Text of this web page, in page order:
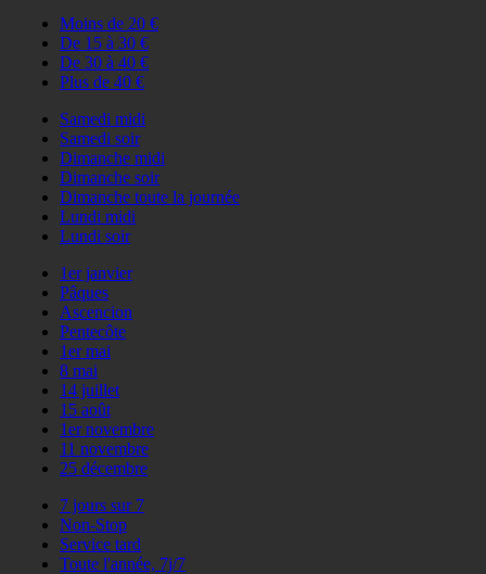
Moins de 20 €
De 15 à 30 €
De 30 à 40 €
Plus de 40 €
Samedi midi
Samedi soir
Dimanche midi
Dimanche soir
Dimanche toute la journée
Lundi midi
Lundi soir
1er janvier
Pâques
Ascencion
Pentecôte
1er mai
8 mai
14 juillet
15 août
1er novembre
11 novembre
25 décembre
7 jours sur 7
Non-Stop
Service tard
Toute l'année, 7j/7